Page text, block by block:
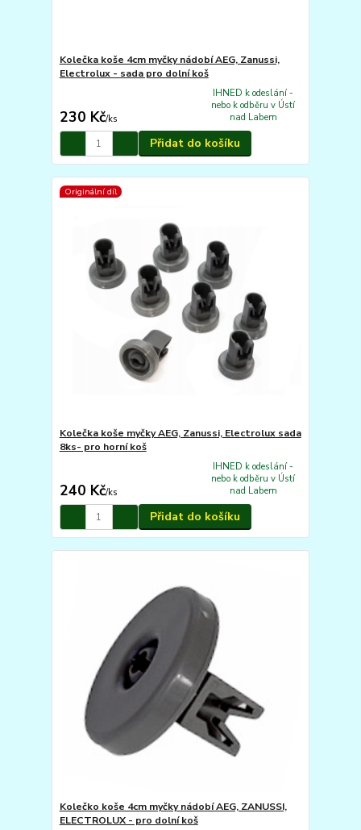
Kolečka koše 4cm myčky nádobí AEG, Zanussi,
Electrolux - sada pro dolní koš
230 Kč/ks
IHNED k odeslání -
nebo k odběru v Ústí
nad Labem
Přidat do košíku
Originální díl
Kolečka koše myčky AEG, Zanussi, Electrolux sada
8ks- pro horní koš
240 Kč/ks
IHNED k odeslání -
nebo k odběru v Ústí
nad Labem
Přidat do košíku
Kolečko koše 4cm myčky nádobí AEG, ZANUSSI,
ELECTROLUX - pro dolní koš